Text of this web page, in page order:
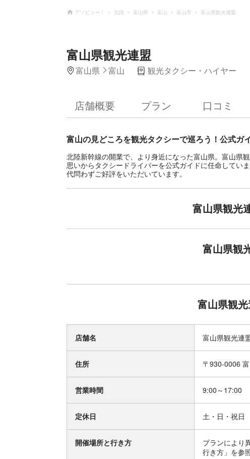
アソビュー！ 北陸 富山県 富山 富山市 富山県観光連盟
富山県観光連盟
富山県 富山 観光タクシー・ハイヤー
店舗概要 プラン 口コミ
富山の見どころを観光タクシーで巡ろう！公式ガ
北陸新幹線の開業で、より身近になった富山県。富山県
思いからタクシードライバーを公式ガイドに任命してい
代問わずご好評をいただいています。
富山県観光
富山県観
富山県観
店舗名 富山県観光連
住所 〒930-0006
営業時間 9:00～17:00
定休日 土・日・祝日
開催場所と行き方
プランにより
行き方」を参